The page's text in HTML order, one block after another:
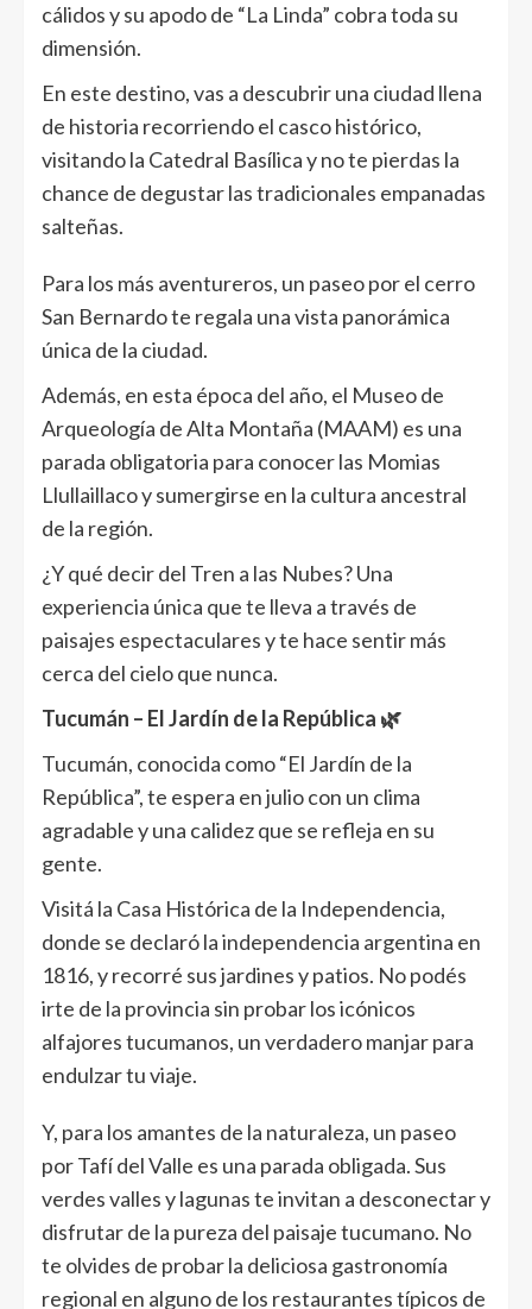
cálidos y su apodo de “La Linda” cobra toda su
dimensión.
En este destino, vas a descubrir una ciudad llena
de historia recorriendo el casco histórico,
visitando la Catedral Basílica y no te pierdas la
chance de degustar las tradicionales empanadas
salteñas.
Para los más aventureros, un paseo por el cerro
San Bernardo te regala una vista panorámica
única de la ciudad.
Además, en esta época del año, el Museo de
Arqueología de Alta Montaña (MAAM) es una
parada obligatoria para conocer las Momias
Llullaillaco y sumergirse en la cultura ancestral
de la región.
¿Y qué decir del Tren a las Nubes? Una
experiencia única que te lleva a través de
paisajes espectaculares y te hace sentir más
cerca del cielo que nunca.
Tucumán – El Jardín de la República 🌿
Tucumán, conocida como “El Jardín de la
República”, te espera en julio con un clima
agradable y una calidez que se refleja en su
gente.
Visitá la Casa Histórica de la Independencia,
donde se declaró la independencia argentina en
1816, y recorré sus jardines y patios. No podés
irte de la provincia sin probar los icónicos
alfajores tucumanos, un verdadero manjar para
endulzar tu viaje.
Y, para los amantes de la naturaleza, un paseo
por Tafí del Valle es una parada obligada. Sus
verdes valles y lagunas te invitan a desconectar y
disfrutar de la pureza del paisaje tucumano. No
te olvides de probar la deliciosa gastronomía
regional en alguno de los restaurantes típicos de